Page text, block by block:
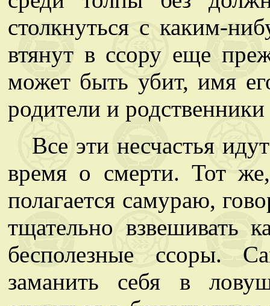
столкнуться с каким-
втянут в ссору еще
может быть убит, имя
родители и
Все эти несчастья
время о смерти. Тот
полагается самураю,
тщательно взвешивать
бесполезные ссоры.
заманить себя в